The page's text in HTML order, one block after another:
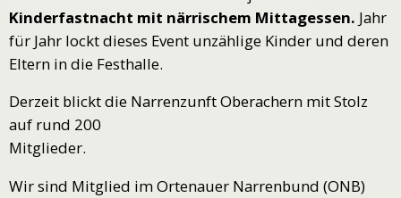
Kinderfastnacht mit närrischem Mittagessen. Jahr
für Jahr lockt dieses Event unzählige Kinder und deren
Eltern in die Festhalle.
Derzeit blickt die Narrenzunft Oberachern mit Stolz
auf rund 200
Mitglieder.
Wir sind Mitglied im Ortenauer Narrenbund (ONB)